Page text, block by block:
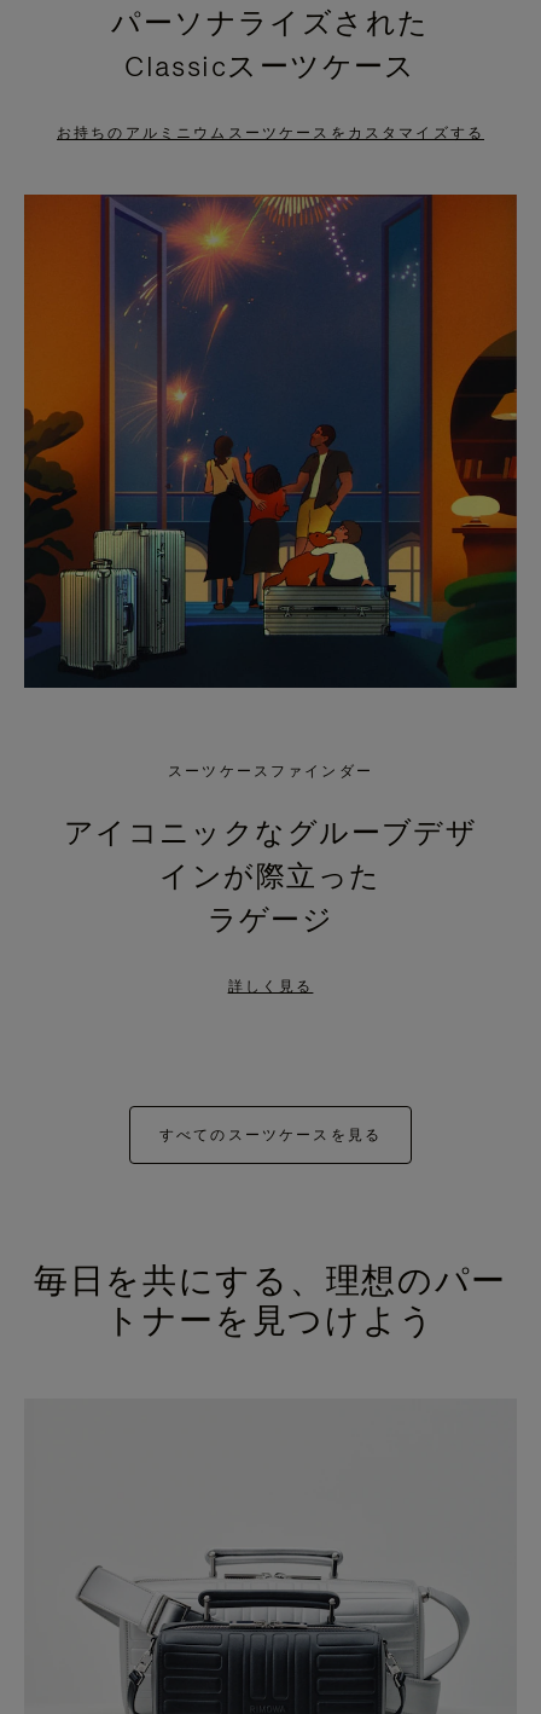
PRESS
PAUSE
PRESS
TO
UNMUTE
パーソナライズされた
Classicスーツケース
お持ちのアルミニウムスーツケースをカスタマイズする
スーツケースファインダー
アイコニックなグルーブデザ
インが際立った
ラゲージ
詳しく見る
すべてのスーツケースを見る
毎日を共にする、理想のパー
トナーを見つけよう